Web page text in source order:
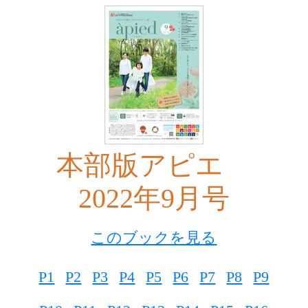
本部版アピエ
2022年9月号
このブックを見る
P1 P2 P3 P4 P5 P6 P7 P8
P9